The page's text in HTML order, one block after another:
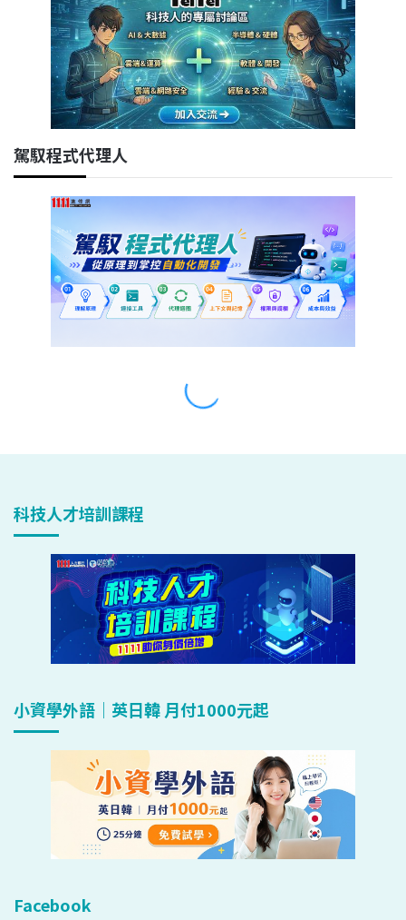
科技人才培訓課程
小資學外語｜英日韓 月付1000元起
Facebook